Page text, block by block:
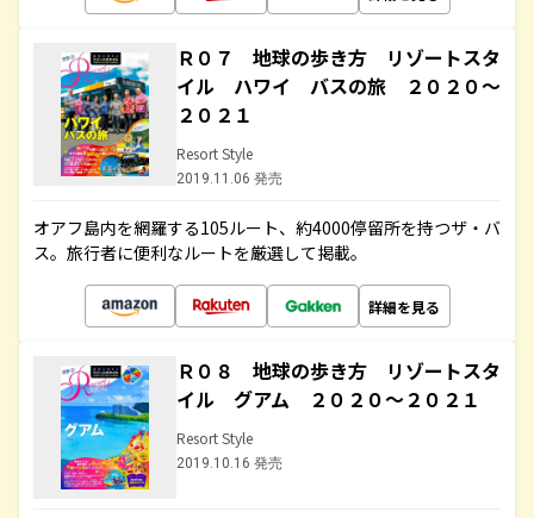
Ｒ０７ 地球の歩き方 リゾートスタ
イル ハワイ バスの旅 ２０２０～
２０２１
Resort Style
2019.11.06 発売
オアフ島内を網羅する105ルート、約4000停留所を持つザ・バ
ス。旅行者に便利なルートを厳選して掲載。
詳細を見る
Ｒ０８ 地球の歩き方 リゾートスタ
イル グアム ２０２０～２０２１
Resort Style
2019.10.16 発売